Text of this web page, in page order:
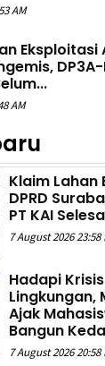
AM
Eksploitasi
DP3A-
AM
Klaim Lahan
DPRD
PT KAI
7 August 2026 23:58
Hadapi Krisis
Lingkungan,
Ajak
Bangun
7 August 2026 20:58